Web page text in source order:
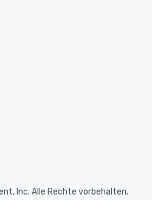
Inc. Alle Rechte vorbehalten.